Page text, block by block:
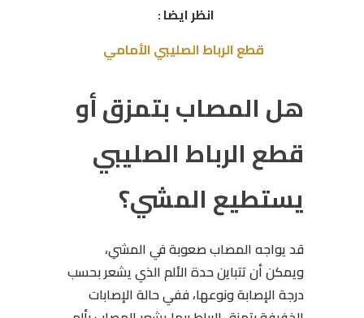
انظر ايضا :
قطع الرباط الصليبي الأمامي
هل المصاب بتمزق أو
قطع الرباط الصليبي
يستطيع المشي؟
قد يواجه المصاب صعوبة في المشي،
ويمكن أن تتباين حدة الألم الذي يشعر بحسب
درجة الإصابة ونوعها، ففي حالة الإصابات